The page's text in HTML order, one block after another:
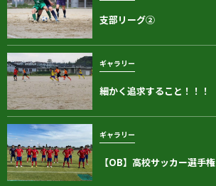
支部リーグ②
ギャラリー
細かく追求すること！！！
ギャラリー
【OB】高校サッカー選手権